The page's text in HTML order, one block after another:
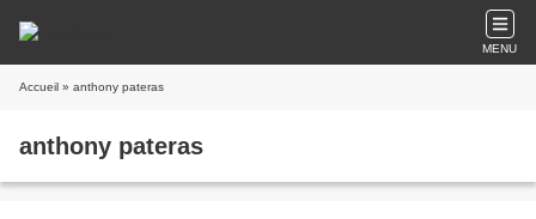
MENU
Accueil » anthony pateras
anthony pateras